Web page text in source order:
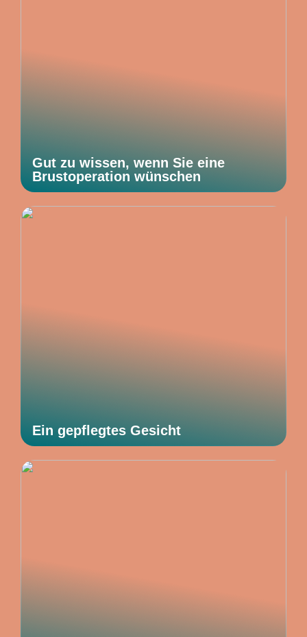
Gut zu wissen, wenn Sie eine
Brustoperation wünschen
Ein gepflegtes Gesicht